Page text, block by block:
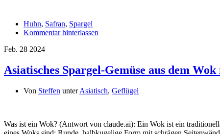
Huhn, Safran, Spargel
Kommentar hinterlassen
Feb. 28 2024
Asiatisches Spargel-Gemüse aus dem
Von Steffen unterAsiatisch, Geflügel
Was ist ein Wok? (Antwort von claude.ai): Ein Wok ist ein